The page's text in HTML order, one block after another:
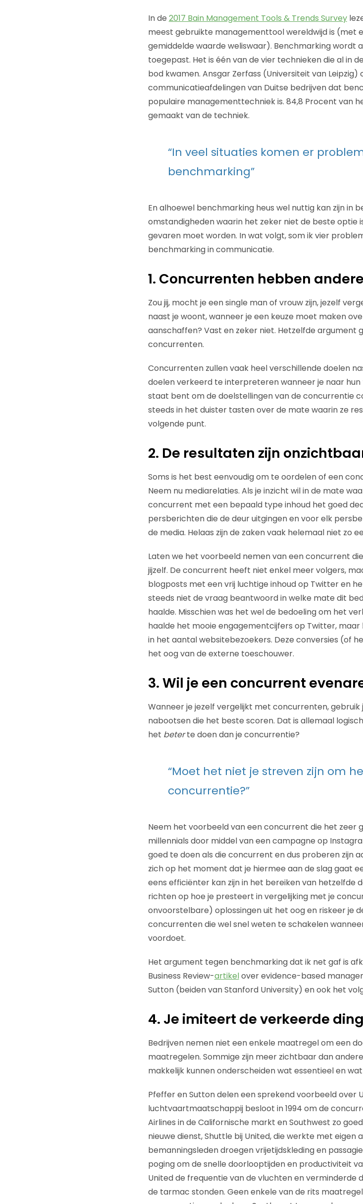
In de 2017 Bain Management Tools & Trends Survey
meest gebruikte managementtool wereldwijd is (met
gemiddelde waarde weliswaar). Benchmarking wordt
toegepast. Het is één van de vier technieken die al in
bod kwamen. Ansgar Zerfass (Universiteit van
communicatieafdelingen van Duitse bedrijven dat
populaire managementtechniek is. 84,8 Procent van
gemaakt van de techniek.
“In veel situaties komen er
benchmarking”
En alhoewel benchmarking heus wel nuttig kan zijn in
omstandigheden waarin het zeker niet de beste optie
gevaren moet worden. In wat volgt, som ik vier
benchmarking in communicatie.
1. Concurrenten hebben
Zou jij, mocht je een single man of vrouw zijn, jezelf
naast je woont, wanneer je een keuze moet maken
aanschaffen? Vast en zeker niet. Hetzelfde argument
concurrenten.
Concurrenten zullen vaak heel verschillende doelen
doelen verkeerd te interpreteren wanneer je naar hun
staat bent om de doelstellingen van de concurrentie
steeds in het duister tasten over de mate waarin ze
volgende punt.
2. De resultaten zijn
Soms is het best eenvoudig om te oordelen of een
Neem nu mediarelaties. Als je inzicht wil in de mate
concurrent met een bepaald type inhoud het goed
persberichten die de deur uitgingen en voor elk
de media. Helaas zijn de zaken vaak helemaal niet zo
Laten we het voorbeeld nemen van een concurrent
jijzelf. De concurrent heeft niet enkel meer volgers,
blogposts met een vrij luchtige inhoud op Twitter en
steeds niet de vraag beantwoord in welke mate dit
haalde. Misschien was het wel de bedoeling om het
haalde het mooie engagementcijfers op Twitter,
in het aantal websitebezoekers. Deze conversies (of
het oog van de externe toeschouwer.
3. Wil je een concurrent
Wanneer je jezelf vergelijkt met concurrenten,
nabootsen die het beste scoren. Dat is allemaal
het beterte doen dan je concurrentie?
“Moet het niet je streven zijn om
concurrentie?”
Neem het voorbeeld van een concurrent die het zeer
millennials door middel van een campagne op
goed te doen als die concurrent en dus proberen zijn
zich op het moment dat je hiermee aan de slag gaat
eens efficiënter kan zijn in het bereiken van hetzelfde
richten op hoe je presteert in vergelijking met je
onvoorstelbare) oplossingen uit het oog en riskeer je
concurrenten die wel snel weten te schakelen
voordoet.
Het argument tegen benchmarking dat ik net gaf is
Business Review-artikelover evidence-based
Sutton (beiden van Stanford University) en ook het
4. Je imiteert de verkeerde
Bedrijven nemen niet een enkele maatregel om een
maatregelen. Sommige zijn meer zichtbaar dan
makkelijk kunnen onderscheiden wat essentieel en
Pfeffer en Sutton delen een sprekend voorbeeld over
luchtvaartmaatschappij besloot in 1994 om de
Airlines in de Californische markt en Southwest zo
nieuwe dienst, Shuttle bij United, die werkte met eigen
bemanningsleden droegen vrijetijdskleding en
poging om de snelle doorlooptijden en productiviteit
United de frequentie van de vluchten en verminderde
de tarmac stonden. Geen enkele van de rits